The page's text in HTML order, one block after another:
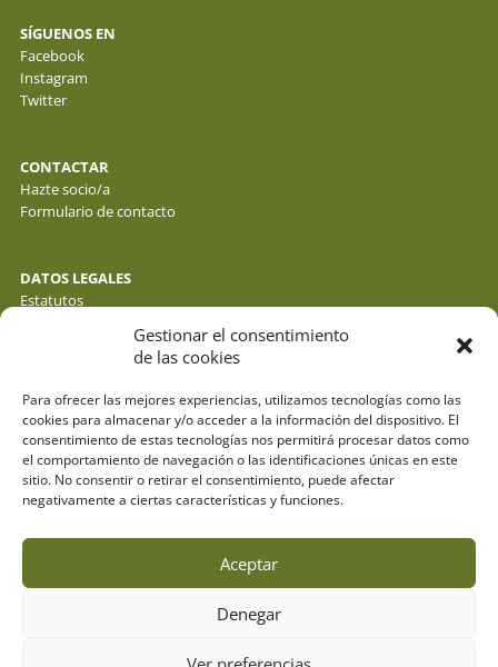
Gestionar el consentimiento
de las cookies
Para ofrecer las mejores experiencias, utilizamos tecnologías como las
cookies para almacenar y/o acceder a la información del dispositivo. El
consentimiento de estas tecnologías nos permitirá procesar datos como
el comportamiento de navegación o las identificaciones únicas en este
sitio. No consentir o retirar el consentimiento, puede afectar
negativamente a ciertas características y funciones.
Aceptar
Denegar
SÍGUENOS EN
Facebook
Instagram
Twitter
CONTACTAR
Hazte socio/a
Formulario de contacto
DATOS LEGALES
Estatutos
Política de cookies
© fotos : f. y j. gálvez - o. molina y sus autores . webdesign: